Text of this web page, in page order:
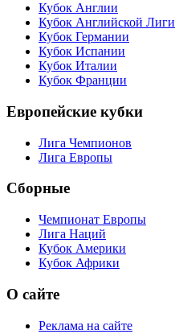
Кубок Англии
Кубок Английской Лиги
Кубок Германии
Кубок Испании
Кубок Италии
Кубок Франции
Европейские кубки
Лига Чемпионов
Лига Европы
Сборные
Чемпионат Европы
Лига Наций
Кубок Америки
Кубок Африки
О сайте
Реклама на сайте